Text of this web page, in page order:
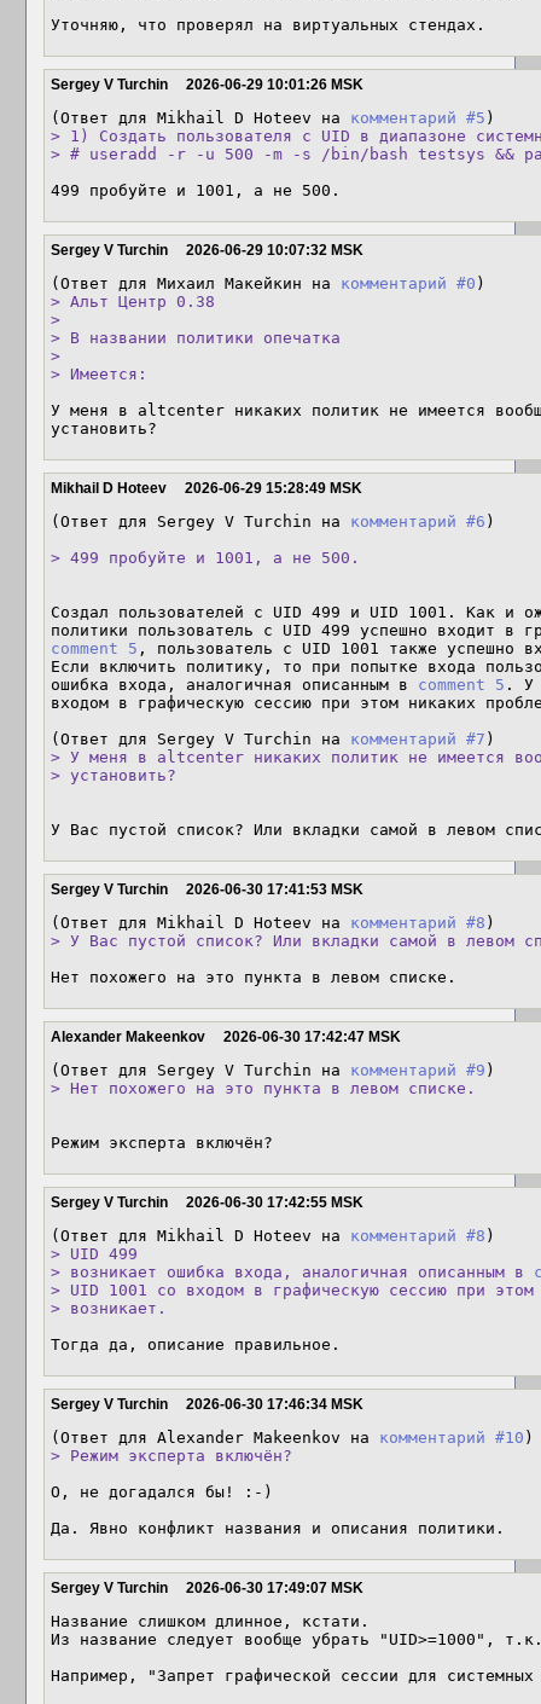
Уточняю, что проверял на виртуальных стендах.
Sergey V Turchin 2026-06-29 10:01:26 MSK
(Ответ для Mikhail D Hoteev на комментарий #5
> 1) Создать пользователя с UID в диапазоне
> # useradd -r -u 500 -m -s /bin/bash testsys &&
499 пробуйте и 1001, а не 500.
Sergey V Turchin 2026-06-29 10:07:32 MSK
(Ответ для Михаил Макейкин на комментарий #0
> Альт Центр 0.38
>
> В названии политики опечатка
>
> Имеется:
У меня в altcenter никаких политик не имеется
установить?
Mikhail D Hoteev 2026-06-29 15:28:49 MSK
(Ответ для Sergey V Turchin на комментарий #6 )
> 499 пробуйте и 1001, а не 500.
Создал пользователей с UID 499 и UID 1001. Как и
comment 5 , пользователь с UID 1001 также успешно
Если включить политику, то при попытке входа
ошибка входа, аналогичная описанным в comment 5 . У
входом в графическую сессию при этом никаких
(Ответ для Sergey V Turchin на комментарий #7
> У меня в altcenter никаких политик не имеется
> установить?
У Вас пустой список? Или вкладки самой в левом
Sergey V Turchin 2026-06-30 17:41:53 MSK
(Ответ для Mikhail D Hoteev на комментарий #8
> У Вас пустой список? Или вкладки самой в левом
Нет похожего на это пункта в левом списке.
Alexander Makeenkov 2026-06-30 17:42:47 MSK
(Ответ для Sergey V Turchin на комментарий #9
> Нет похожего на это пункта в левом списке.
Режим эксперта включён?
Sergey V Turchin 2026-06-30 17:42:55 MSK
(Ответ для Mikhail D Hoteev на комментарий #8
> UID 499
> возникает ошибка входа, аналогичная описанным в
> UID 1001 со входом в графическую сессию при этом
> возникает.
Тогда да, описание правильное.
Sergey V Turchin 2026-06-30 17:46:34 MSK
(Ответ для Alexander Makeenkov на комментарий #10
> Режим эксперта включён?
О, не догадался бы! :-)
Да. Явно конфликт названия и описания политики.
Sergey V Turchin 2026-06-30 17:49:07 MSK
Название слишком длинное, кстати.
Из название следует вообще убрать "UID>=1000",
Например, "Запрет графической сессии для